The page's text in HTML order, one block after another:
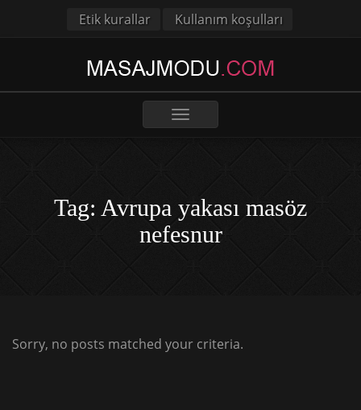
Etik kurallar Kullanım koşulları
Toggle
Tag: Avrupa yakası masöz
nefesnur
Sorry, no posts matched your criteria.